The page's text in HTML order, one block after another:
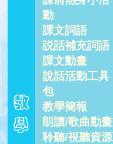
動
課文詞語
説話補充詞語
課文動畫
說話活動工具
包
教學簡報
朗讀/歌曲動畫
聆聽/視聽資源